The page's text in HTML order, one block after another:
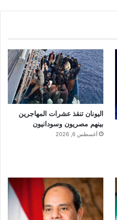
اليونان تنقذ عشرات المهاجرين
بينهم مصريون وسودانيون
أغسطس 6, 2026